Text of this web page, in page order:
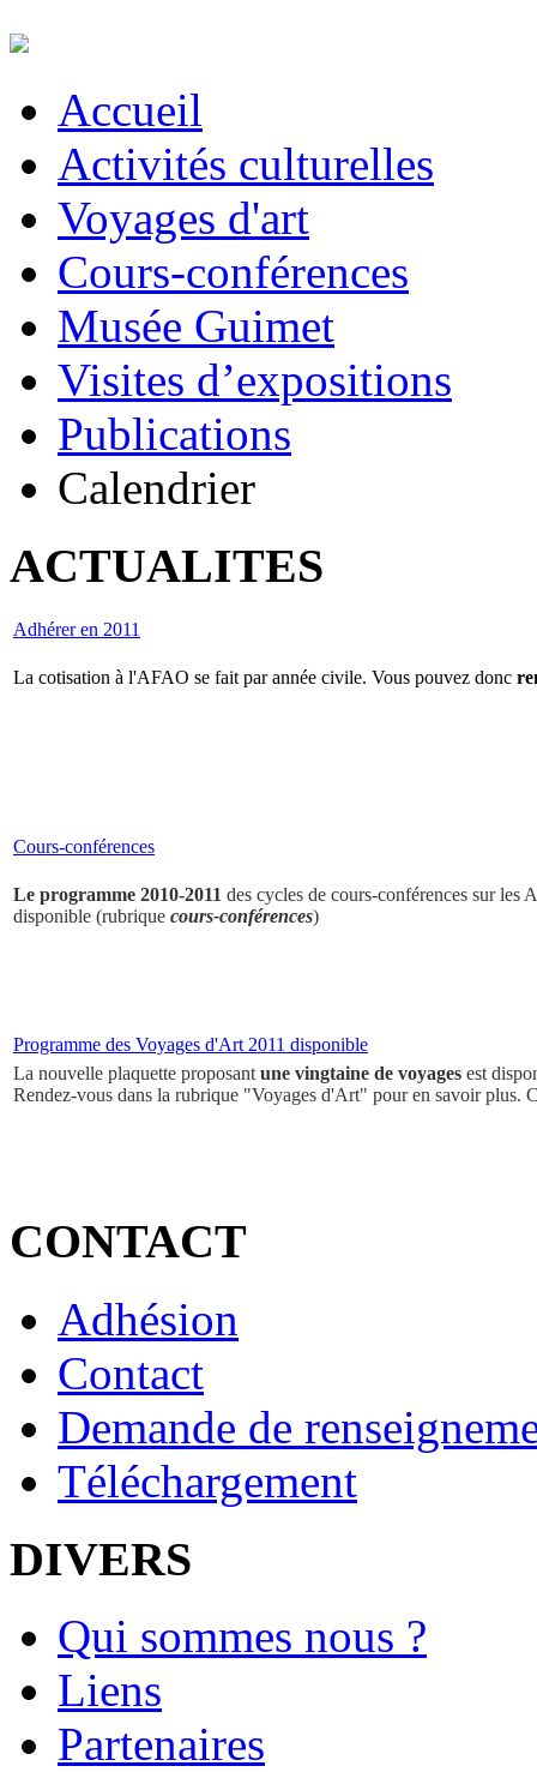
Accueil
Activités culturelles
Voyages d'art
Cours-conférences
Musée Guimet
Visites d’expositions
Publications
Calendrier
ACTUALITES
Adhérer en 2011
La cotisation à l'AFAO se fait par année civile. Vous pouvez donc
Cours-conférences
Le programme 2010-2011 des cycles de cours-conférences sur
disponible (rubrique cours-conférences)
Programme des Voyages d'Art 2011 disponible
La nouvelle plaquette proposantune vingtaine de voyages est
Rendez-vous dans la rubrique "Voyages d'Art" pour en savoir plus.
CONTACT
Adhésion
Contact
Demande de
Téléchargement
DIVERS
Qui sommes nous ?
Liens
Partenaires